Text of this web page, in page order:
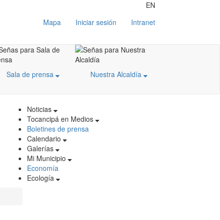
EN
Mapa
Iniciar sesión Intranet
Sala de prensa Nuestra Alcaldía
Noticias
Tocancipá en Medios
Boletines de prensa
Calendario
Galerías
Mi Municipio
Economía
Ecología